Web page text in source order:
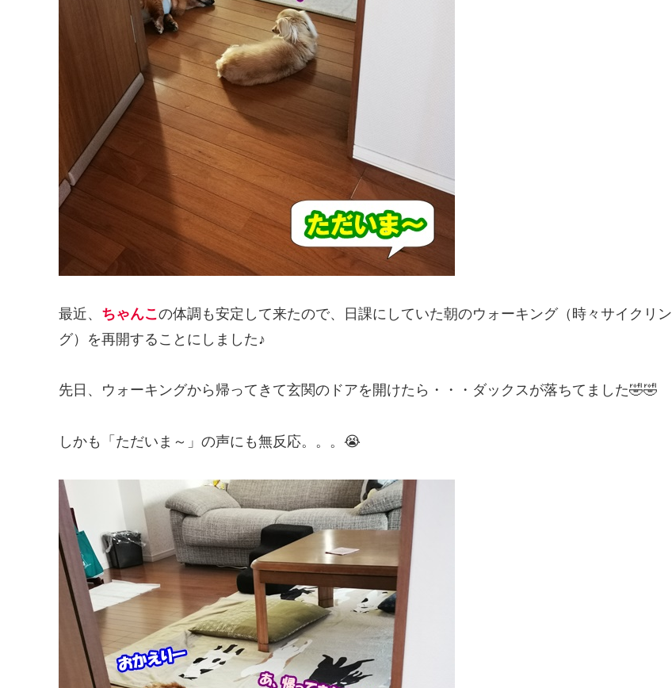
最近、 ちゃんこ の体調も安定して来たので、日課にしていた朝のウォーキング（時々サイクリン
グ）を再開することにしました♪
先日、ウォーキングから帰ってきて玄関のドアを開けたら・・・ダックスが落ちてました🤣🤣
しかも「ただいま～」の声にも無反応。。。😭